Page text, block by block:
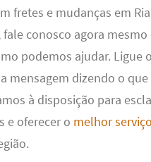
fretes e mudanças em
fale conosco agora mesmo
podemos ajudar. Ligue
mensagem dizendo o que
à disposição para
e oferecer o melhor serviço